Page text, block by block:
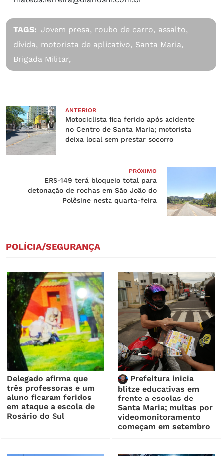
TAGS: Jovem presa, roubo de carro, assalto,
dívida, motorista de aplicativo, Santa Maria,
Brigada Militar,
ANTERIOR
Motociclista fica ferido após acidente
no Centro de Santa Maria; motorista
deixa local sem prestar socorro
PRÓXIMO
ERS-149 terá bloqueio total para
detonação de rochas em São João do
Polêsine nesta quarta-feira
POLÍCIA/SEGURANÇA
Delegado afirma que
três professoras e um
aluno ficaram feridos
em ataque a escola de
Rosário do Sul
Prefeitura inicia
blitze educativas em
frente a escolas de
Santa Maria; multas por
videomonitoramento
começam em setembro